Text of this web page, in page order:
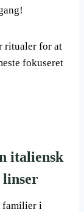
ritualer for at
fokuseret
italiensk
linser
familier i